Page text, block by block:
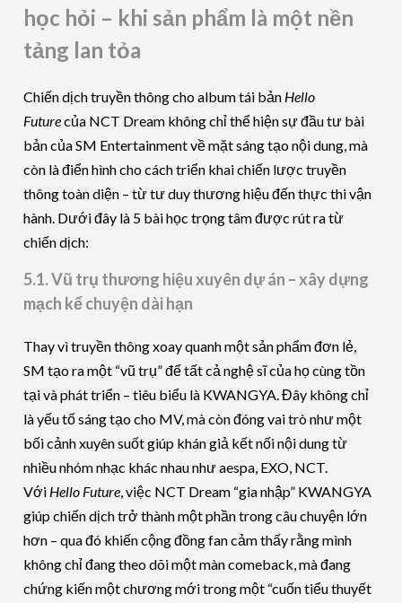
học hỏi – khi sản phẩm là một nền
tảng lan tỏa
Chiến dịch truyền thông cho album tái bản Hello
Futurecủa NCT Dream không chỉ thể hiện sự đầu tư bài
bản của SM Entertainment về mặt sáng tạo nội dung, mà
còn là điển hình cho cách triển khai chiến lược truyền
thông toàn diện – từ tư duy thương hiệu đến thực thi vận
hành. Dưới đây là 5 bài học trọng tâm được rút ra từ
chiến dịch:
5.1. Vũ trụ thương hiệu xuyên dự án – xây dựng
mạch kể chuyện dài hạn
Thay vì truyền thông xoay quanh một sản phẩm đơn lẻ,
SM tạo ra một “vũ trụ” để tất cả nghệ sĩ của họ cùng tồn
tại và phát triển – tiêu biểu là KWANGYA. Đây không chỉ
là yếu tố sáng tạo cho MV, mà còn đóng vai trò như một
bối cảnh xuyên suốt giúp khán giả kết nối nội dung từ
nhiều nhóm nhạc khác nhau như aespa, EXO, NCT.
Với Hello Future, việc NCT Dream “gia nhập” KWANGYA
giúp chiến dịch trở thành một phần trong câu chuyện lớn
hơn – qua đó khiến cộng đồng fan cảm thấy rằng mình
không chỉ đang theo dõi một màn comeback, mà đang
chứng kiến một chương mới trong một “cuốn tiểu thuyết